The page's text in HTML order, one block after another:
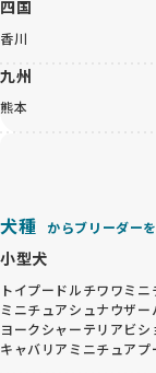
四国
香川
九州
熊本
犬種 からブリーダー
小型犬
トイプードルチワワミニ
ミニチュアシュナウザー
ヨークシャーテリアビシ
キャバリア ミニチュアプ